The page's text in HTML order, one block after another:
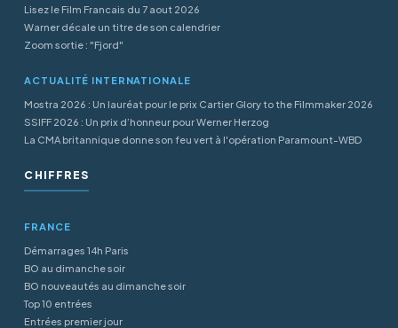
Lisez le Film Francais du 7 aout 2026
Warner décale un titre de son calendrier
Zoom sortie : "Fjord"
ACTUALITÉ INTERNATIONALE
Mostra 2026 : Un lauréat pour le prix Cartier Glory to the Filmmaker 2026
SSIFF 2026 : Un prix d’honneur pour Werner Herzog
La CMA britannique donne son feu vert à l'opération Paramount-WBD
CHIFFRES
FRANCE
Démarrages 14h Paris
BO au dimanche soir
BO nouveautés au dimanche soir
Top 10 entrées
Entrées premier jour